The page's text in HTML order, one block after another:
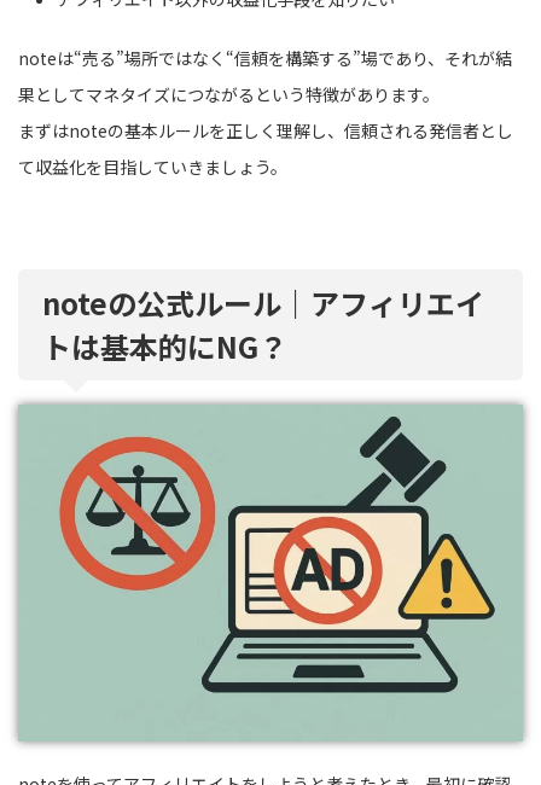
noteは“売る”場所ではなく“信頼を構築する”場であり、それが結
果としてマネタイズにつながるという特徴があります。
まずはnoteの基本ルールを正しく理解し、信頼される発信者とし
て収益化を目指していきましょう。
noteの公式ルール｜アフィリエイ
トは基本的にNG？